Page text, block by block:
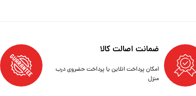
ضمانت اصالت کالا
امکان پرداخت انلاین یا پرداخت حضروی درب
منزل